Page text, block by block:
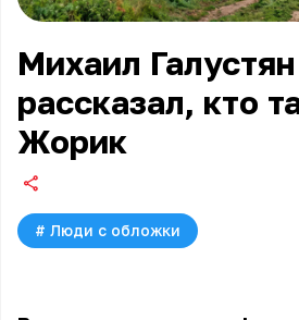
Михаил Галустян
рассказал, кто
Жорик
# Люди с обложки